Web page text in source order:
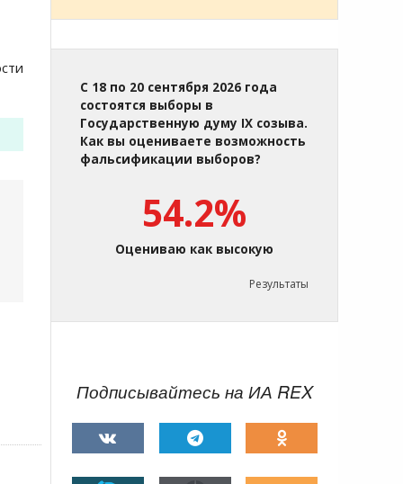
С 18 по 20 сентября 2026 года
состоятся выборы в
Государственную думу IX созыва.
Как вы оцениваете возможность
фальсификации выборов?
54.2%
Оцениваю как высокую
Результаты
Подписывайтесь на ИА REX